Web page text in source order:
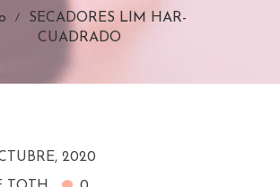
SECADORES LIM HAR-
CUADRADO
2020